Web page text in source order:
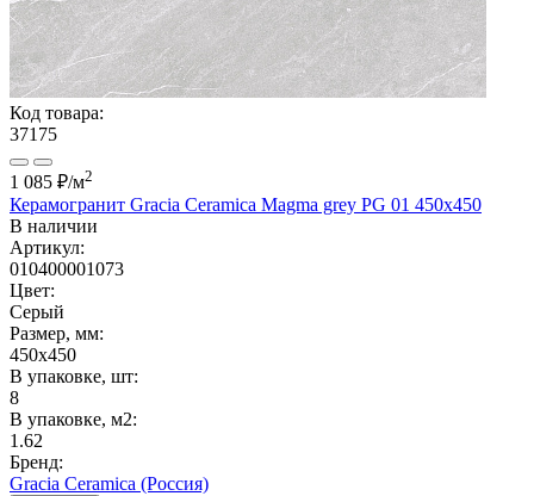
Код товара:
37175
1 085 ₽/м2
Керамогранит Gracia Ceramica Magma grey PG 01 450x450
В наличии
Артикул:
010400001073
Цвет:
Серый
Размер, мм:
450x450
В упаковке, шт:
8
В упаковке, м2:
1.62
Бренд:
Gracia Ceramica (Россия)